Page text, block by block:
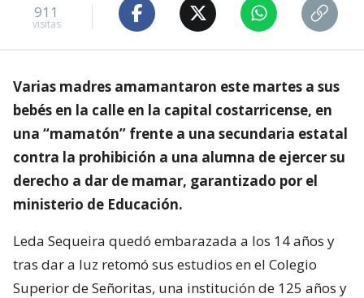
911
visitas
Varias madres amamantaron este martes a sus
bebés en la calle en la capital costarricense, en
una “mamatón” frente a una secundaria estatal
contra la prohibición a una alumna de ejercer su
derecho a dar de mamar, garantizado por el
ministerio de Educación.
Leda Sequeira quedó embarazada a los 14 años y
tras dar a luz retomó sus estudios en el Colegio
Superior de Señoritas, una institución de 125 años y